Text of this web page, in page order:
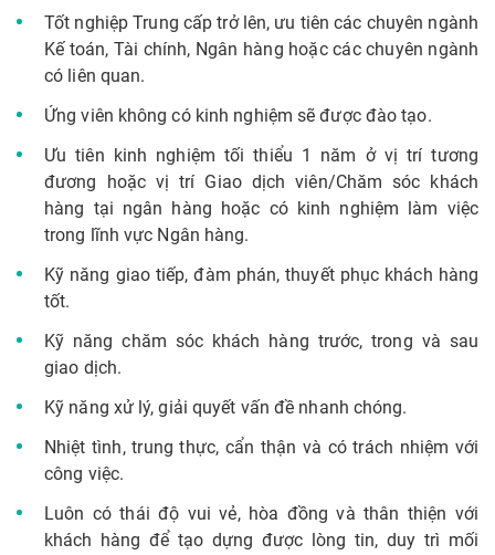
Tốt nghiệp Trung cấp trở lên, ưu tiên các chuyên ngành
Kế toán, Tài chính, Ngân hàng hoặc các chuyên ngành
có liên quan.
Ứng viên không có kinh nghiệm sẽ được đào tạo.
Ưu tiên kinh nghiệm tối thiểu 1 năm ở vị trí tương
đương hoặc vị trí Giao dịch viên/Chăm sóc khách
hàng tại ngân hàng hoặc có kinh nghiệm làm việc
trong lĩnh vực Ngân hàng.
Kỹ năng giao tiếp, đàm phán, thuyết phục khách hàng
tốt.
Kỹ năng chăm sóc khách hàng trước, trong và sau
giao dịch.
Kỹ năng xử lý, giải quyết vấn đề nhanh chóng.
Nhiệt tình, trung thực, cẩn thận và có trách nhiệm với
công việc.
Luôn có thái độ vui vẻ, hòa đồng và thân thiện với
khách hàng để tạo dựng được lòng tin, duy trì mối